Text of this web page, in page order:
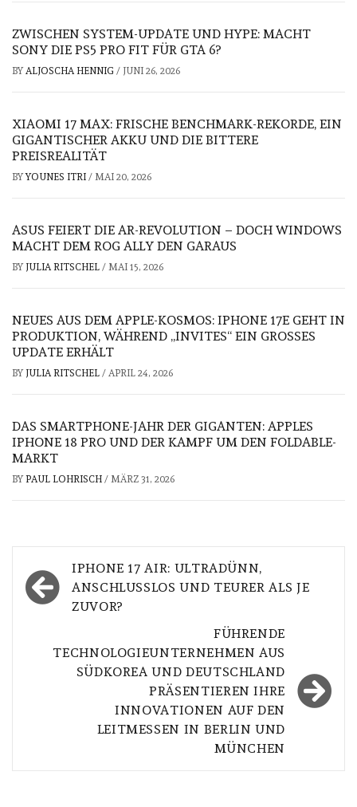
ZWISCHEN SYSTEM-UPDATE UND HYPE: MACHT
SONY DIE PS5 PRO FIT FÜR GTA 6?
BY ALJOSCHA HENNIG / JUNI 26, 2026
XIAOMI 17 MAX: FRISCHE BENCHMARK-REKORDE, EIN
GIGANTISCHER AKKU UND DIE BITTERE
PREISREALITÄT
BY YOUNES ITRI / MAI 20, 2026
ASUS FEIERT DIE AR-REVOLUTION – DOCH WINDOWS
MACHT DEM ROG ALLY DEN GARAUS
BY JULIA RITSCHEL / MAI 15, 2026
NEUES AUS DEM APPLE-KOSMOS: IPHONE 17E GEHT IN
PRODUKTION, WÄHREND „INVITES“ EIN GROSSES U
PDATE ERHÄLT
BY JULIA RITSCHEL / APRIL 24, 2026
DAS SMARTPHONE-JAHR DER GIGANTEN: APPLES
IPHONE 18 PRO UND DER KAMPF UM DEN FOLDABLE-
MARKT
BY PAUL LOHRISCH / MÄRZ 31, 2026
Beitragsnavigation
IPHONE 17 AIR: ULTRADÜNN,
ANSCHLUSSLOS UND TEURER ALS JE
ZUVOR?
FÜHRENDE
TECHNOLOGIEUNTERNEHMEN AUS
SÜDKOREA UND DEUTSCHLAND
PRÄSENTIEREN IHRE
INNOVATIONEN AUF DEN
LEITMESSEN IN BERLIN UND
MÜNCHEN